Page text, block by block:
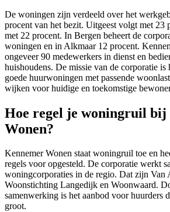
De woningen zijn verdeeld over het
procent van het bezit. Uitgeest volgt met 23
met 22 procent. In Bergen beheert de
woningen en in Alkmaar 12 procent.
ongeveer 90 medewerkers in dienst en
huishoudens. De missie van de corporatie is
goede huurwoningen met passende
wijken voor huidige en toekomstige
Hoe regel je woningruil bij
Wonen?
Kennemer Wonen staat woningruil toe en
regels voor opgesteld. De corporatie werkt
woningcorporaties in de regio. Dat zijn Van
Woonstichting Langedijk en Woonwaard.
samenwerking is het aanbod voor huurders
groot.